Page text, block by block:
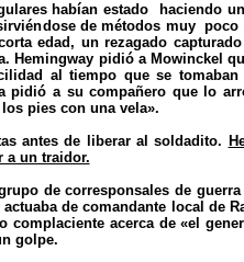
habían estado haciendo
de métodos muy
edad, un rezagado
Hemingway pidió a Mowinckel
al tiempo que se tomaban
pidió a su compañero que lo
pies con una vela».
antes de liberar al soldadito.
a un traidor.
de corresponsales de
de comandante local de
complaciente acerca de «el
golpe.